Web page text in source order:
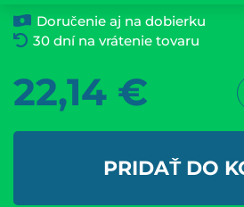
Doručenie aj na dobierku
30 dní na vrátenie tovaru
22,14 €
PRIDAŤ DO